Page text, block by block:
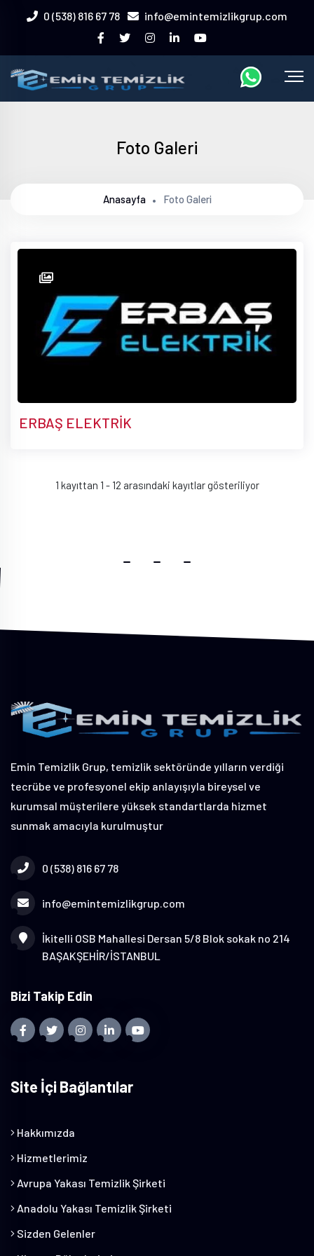
0 (538) 816 67 78 info@emintemizlikgrup.com
Foto Galeri
Anasayfa Foto Galeri
ERBAŞ ELEKTRİK
1 kayıttan 1 - 12 arasındaki kayıtlar gösteriliyor
Emin Temizlik Grup, temizlik sektöründe yılların verdiği
tecrübe ve profesyonel ekip anlayışıyla bireysel ve
kurumsal müşterilere yüksek standartlarda hizmet
sunmak amacıyla kurulmuştur
0 (538) 816 67 78
info@emintemizlikgrup.com
İkitelli OSB Mahallesi Dersan 5/8 Blok sokak no 214
BAŞAKŞEHİR/İSTANBUL
Bizi Takip Edin
Site İçi Bağlantılar
Hakkımızda
Hizmetlerimiz
Avrupa Yakası Temizlik Şirketi
Anadolu Yakası Temizlik Şirketi
Sizden Gelenler